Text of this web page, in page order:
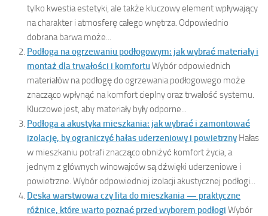
tylko kwestia estetyki, ale także kluczowy element wpływający
na charakter i atmosferę całego wnętrza. Odpowiednio
dobrana barwa może...
Podłoga na ogrzewaniu podłogowym: jak wybrać materiały i
montaż dla trwałości i komfortuWybór odpowiednich
materiałów na podłogę do ogrzewania podłogowego może
znacząco wpłynąć na komfort cieplny oraz trwałość systemu.
Kluczowe jest, aby materiały były odporne...
Podłoga a akustyka mieszkania: jak wybrać i zamontować
izolację, by ograniczyć hałas uderzeniowy i powietrzny Hałas
w mieszkaniu potrafi znacząco obniżyć komfort życia, a
jednym z głównych winowajców są dźwięki uderzeniowe i
powietrzne. Wybór odpowiedniej izolacji akustycznej podłogi...
Deska warstwowa czy lita do mieszkania — praktyczne
różnice, które warto poznać przed wyborem podłogi Wybór